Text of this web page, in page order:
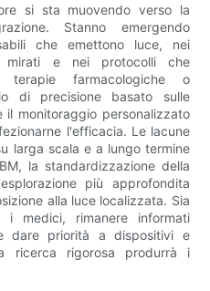
si sta muovendo verso la
Stanno emergendo
che emettono luce, nei
mirati e nei protocolli che
farmacologiche o
di precisione basato sulle
monitoraggio personalizzato
l'efficacia. Le lacune
larga scala e a lungo termine
la standardizzazione della
più approfondita
alla luce localizzata. Sia
medici, rimanere informati
dare priorità a dispositivi e
ricerca rigorosa produrrà i